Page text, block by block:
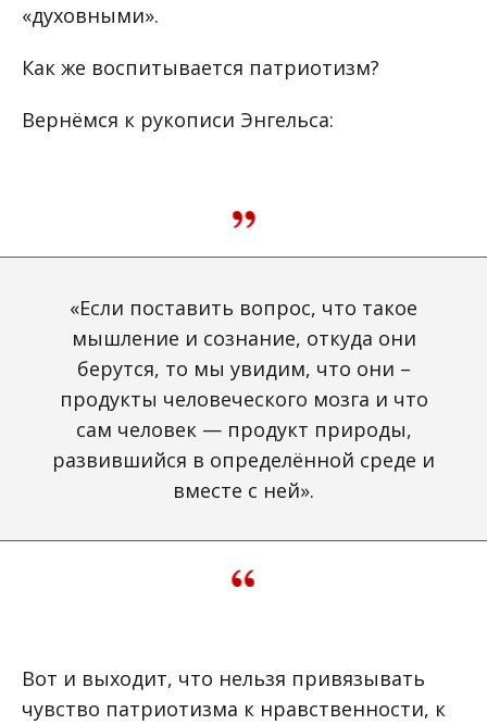
«духовными».
Как же воспитывается патриотизм?
Вернёмся к рукописи Энгельса:
«Если поставить вопрос, что такое
мышление и сознание, откуда они
берутся, то мы увидим, что они –
продукты человеческого мозга и что
сам человек — продукт природы,
развившийся в определённой среде и
вместе с ней».
Вот и выходит, что нельзя привязывать
чувство патриотизма к нравственности, к